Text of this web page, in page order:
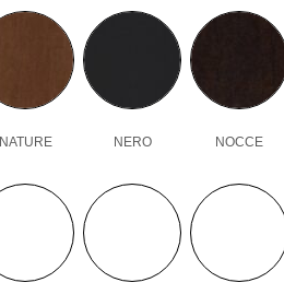
NATURE NERO NOCCE